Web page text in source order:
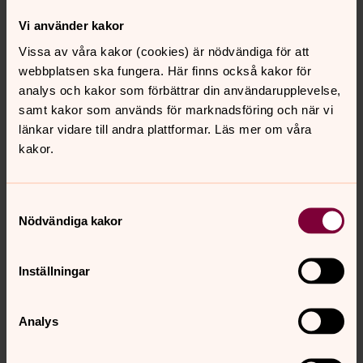
Vi använder kakor
Vissa av våra kakor (cookies) är nödvändiga för att
webbplatsen ska fungera. Här finns också kakor för
analys och kakor som förbättrar din användarupplevelse,
samt kakor som används för marknadsföring och när vi
länkar vidare till andra plattformar. Läs mer om våra
kakor.
Nödvändiga kakor
Inställningar
Analys